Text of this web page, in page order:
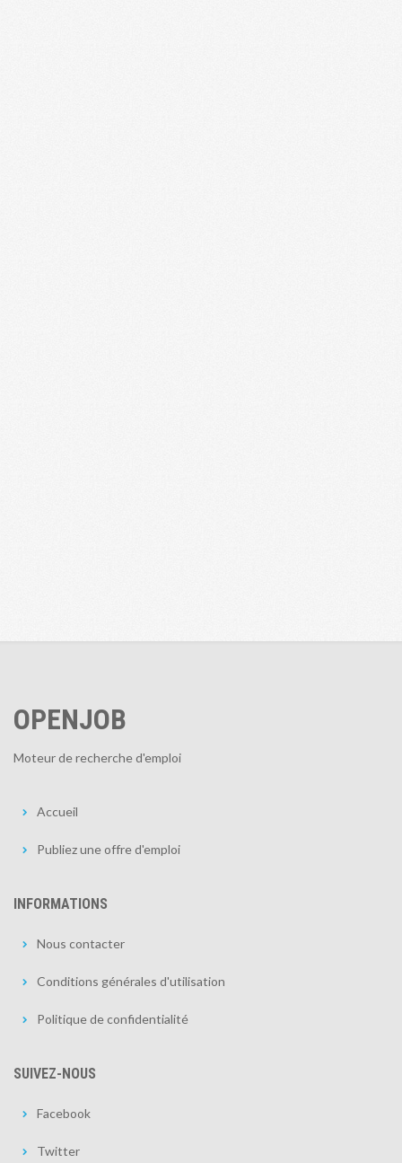
OPENJOB
Moteur de recherche d'emploi
Accueil
Publiez une offre d'emploi
INFORMATIONS
Nous contacter
Conditions générales d'utilisation
Politique de confidentialité
SUIVEZ-NOUS
Facebook
Twitter